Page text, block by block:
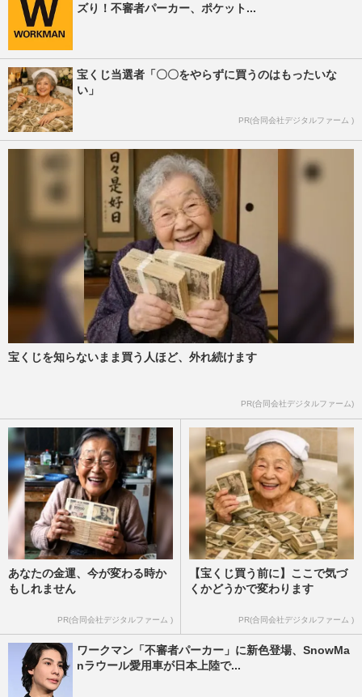
ズり！不審者パーカー、ポケット...
宝くじ当選者「〇〇をやらずに買うのはもったいな
い」
PR(合同会社デジタルファーム )
宝くじを知らないまま買う人ほど、外れ続けます
PR(合同会社デジタルファーム)
あなたの金運、今が変わる時か
もしれません
PR(合同会社デジタルファーム )
【宝くじ買う前に】ここで気づ
くかどうかで変わります
PR(合同会社デジタルファーム )
ワークマン「不審者パーカー」に新色登場、SnowMa
nラウール愛用車が日本上陸で...